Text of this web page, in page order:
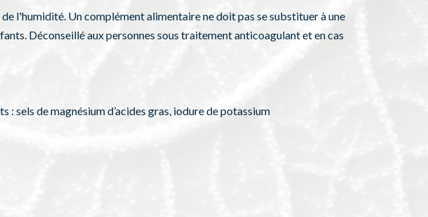
l'humidité. Un complément alimentaire ne doit pas se substituer à une
Déconseillé aux personnes sous traitement anticoagulant et en cas
sels de magnésium d’acides gras, iodure de potassium